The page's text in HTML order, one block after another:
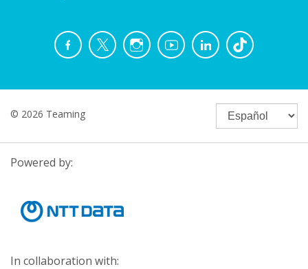
© 2026 Teaming
Powered by:
In collaboration with: